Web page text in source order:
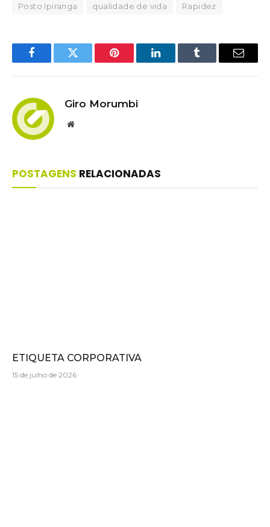
Posto Ipiranga
qualidade de vida Rapidez
FacebookTwitter Pinterest LinkedInTumblr Email
Giro Morumbi
Website
POSTAGENS RELACIONADAS
ETIQUETA CORPORATIVA
15 de julho de 2026